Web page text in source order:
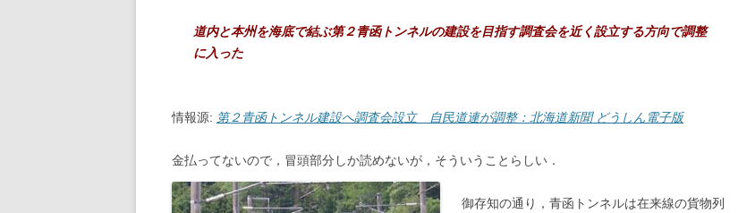
2018年の記事
2016年の記事
2014年の記事
道内と本州を海底で結ぶ第２青函トンネルの建設を目指す調査会を近く設立する方向で調整
に入った
情報源: 第２青函トンネル建設へ調査会設立 自民道連が調整：北海道新聞 どうしん電子版
金払ってないので，冒頭部分しか読めないが，そういうことらしい．
御存知の通り，青函トンネルは在来線の貨物列